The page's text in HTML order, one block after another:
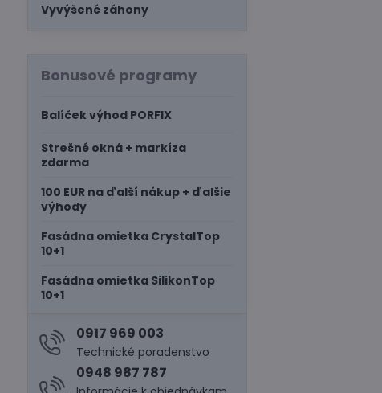
Vyvýšené záhony
Bonusové programy
Balíček výhod PORFIX
Strešné okná + markíza
zdarma
100 EUR na ďalší nákup + ďalšie
výhody
Fasádna omietka CrystalTop
10+1
Fasádna omietka SilikonTop
10+1
0917 969 003
Technické poradenstvo
0948 987 787